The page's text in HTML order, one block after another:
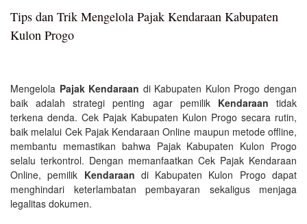
Tips dan Trik Mengelola Pajak Kendaraan Kabupaten
Kulon Progo
Mengelola Pajak Kendaraan di Kabupaten Kulon Progo dengan
baik adalah strategi penting agar pemilik Kendaraan tidak
terkena denda. Cek Pajak Kabupaten Kulon Progo secara rutin,
baik melalui Cek Pajak Kendaraan Online maupun metode offline,
membantu memastikan bahwa Pajak Kabupaten Kulon Progo
selalu terkontrol. Dengan memanfaatkan Cek Pajak Kendaraan
Online, pemilik Kendaraan di Kabupaten Kulon Progo dapat
menghindari keterlambatan pembayaran sekaligus menjaga
legalitas dokumen.